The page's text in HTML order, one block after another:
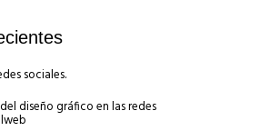
sociales.
diseño gráfico en las redes